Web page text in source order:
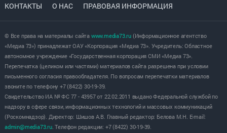
КОНТАКТЫ О НАС ПРАВОВАЯ ИНФОРМАЦИЯ
© Все права на материалы сайта www.media73.ru(Информационное агентство
«Медиа 73») принадлежат ОАУ «Корпорация «Медиа 73». Учредитель: Областное
автономное учреждение «Государственная корпорация СМИ «Медиа 73».
Перепечатка (целиком или частями) материалов сайта разрешена при условии
письменного согласия правообладателя. По вопросам перепечатки материалов
звоните по телефону +7 (8422) 30-19-39.
Свидетельство ИА № ФС 77 - 43957 от 22.02.2011 выдано Федеральной службой по
надзору в сфере связи, информационных технологий и массовых коммуникаций
(Роскомнадзор). Директор: Шишов А.В. Главный редактор: Белова М.Н. E-mail:
admin@media73.ru. Телефон редакции: +7 (8422) 30-19-39.